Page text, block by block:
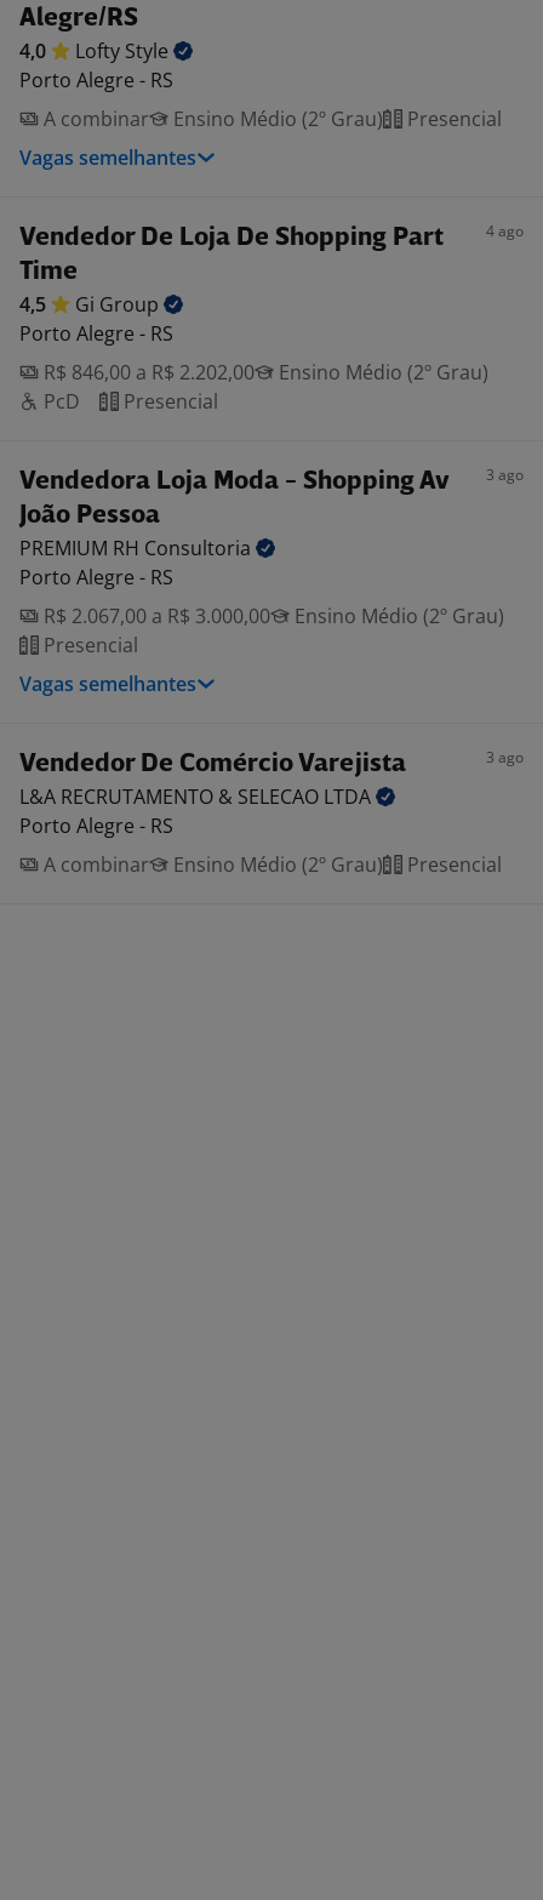
Alegre/RS
4,0 Lofty Style
Porto Alegre - RS
A combinar
Ensino Médio (2º Grau)
Presencial
Vagas semelhantes
Vendedor De Loja De Shopping Part
Time
4 ago
4,5 Gi Group
Porto Alegre - RS
R$ 846,00 a R$ 2.202,00
Ensino Médio (2º Grau)
PcD
Presencial
Vendedora Loja Moda - Shopping Av
João Pessoa
3 ago
PREMIUM RH Consultoria
Porto Alegre - RS
R$ 2.067,00 a R$ 3.000,00
Ensino Médio (2º Grau)
Presencial
Vagas semelhantes
Vendedor De Comércio Varejista 3 ago
L&A RECRUTAMENTO & SELECAO LTDA
Porto Alegre - RS
A combinar
Ensino Médio (2º Grau) Presencial